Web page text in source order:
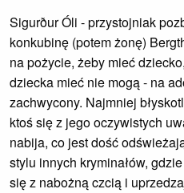
Sigurður Óli - przystojniak
konkubinę (potem żonę)
na pożycie, żeby mieć
dziecka mieć nie mogą - na
zachwycony. Najmniej
ktoś się z jego oczywistych
nabija, co jest dość
stylu innych kryminałów,
się z nabożną czcią i